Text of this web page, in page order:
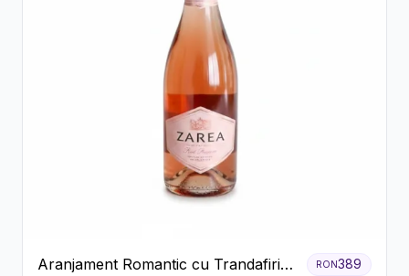
Aranjament Romantic cu Trandafiri
RON389